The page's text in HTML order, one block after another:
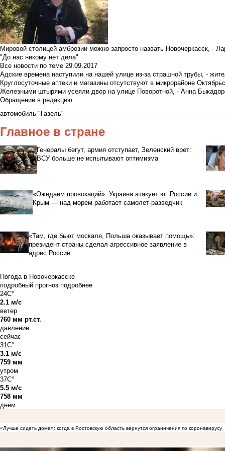
Мировой столицей амброзии можно запросто назвать Новочеркасск, -
"До нас никому нет дела"
Все новости по теме 29.09.2017
Адские времена наступили на нашей улице из-за страшной трубы, -
Круглосуточные аптеки и магазины отсутствуют в микрорайоне
Железными штырями усеяли двор на улице Поворотной, - Анна
Обращение в редакцию
автомобиль "Газель"
Главное в стране
Генералы бегут, армия отступает, Зеленский врет:
ВСУ больше не испытывают оптимизма
«Ожидаем провокаций»: Украина атакует юг России и
Крым — над морем работает самолет-разведчик
«Там, где бьют москаля, Польша оказывает помощь»:
президент страны сделал агрессивное заявление в
адрес России
Погода в Новочеркасске
подробный прогноз подробнее
24C°
2.1 м/с
ветер
760 мм рт.ст.
давление
сейчас
31C°
3.1 м/с
759 мм
утром
37C°
5.5 м/с
758 мм
днём
«Лучше сидеть дома»: когда в Ростовскую область вернутся ограничения по коронавирусу